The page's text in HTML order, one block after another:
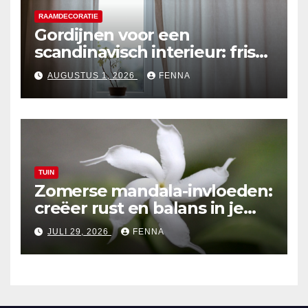
RAAMDECORATIE
Gordijnen voor een
scandinavisch interieur: frisse
en lichte ontwerpen
AUGUSTUS 1, 2026 FENNA
TUIN
Zomerse mandala-invloeden:
creëer rust en balans in je
tuinontwerp
JULI 29, 2026 FENNA